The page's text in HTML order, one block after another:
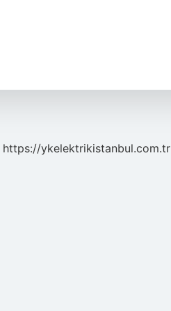
https://ykelektrikistanbul.com.tr